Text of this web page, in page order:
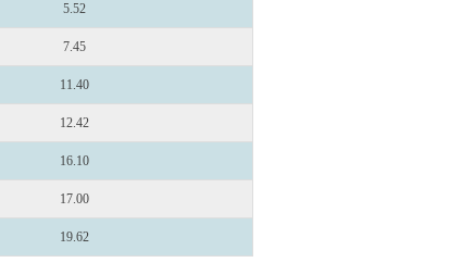
5.52
7.45
11.40
12.42
16.10
17.00
19.62